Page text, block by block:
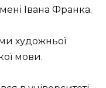
Івана Франка.
художньої
мови.